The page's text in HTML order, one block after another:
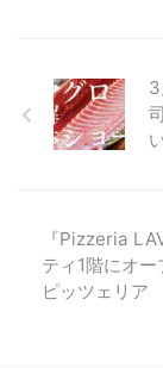
『Pizzeria
ティ1階にオ
ピッツェリア